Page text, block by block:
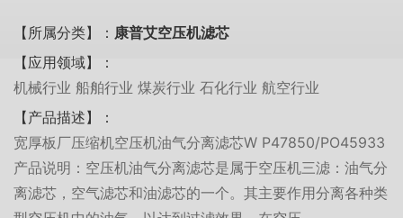
【所属分类】： 康普艾空压机滤芯
【应用领域】：
机械行业 船舶行业 煤炭行业 石化行业 航空行业
【产品描述】：
宽厚板厂压缩机空压机油气分离滤芯W P47850/PO45933
产品说明：空压机油气分离滤芯是属于空压机三滤：油气分
离滤芯，空气滤芯和油滤芯的一个。其主要作用分离各种类